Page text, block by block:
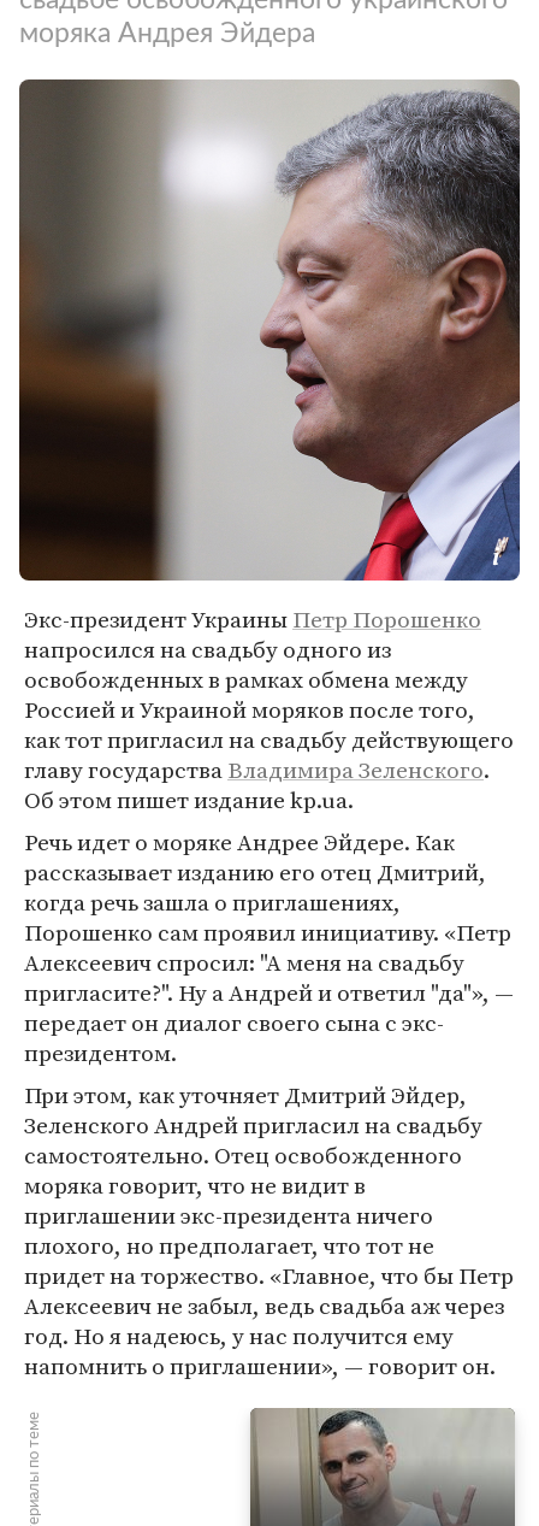
моряка Андрея Эйдера
Экс-президент УкраиныПетр Порошенко
напросился на свадьбу одного из
освобожденных в рамках обмена между
Россией и Украиной моряков после того,
как тот пригласил на свадьбу действующего
главу государстваВладимира Зеленского.
Об этом пишет издание kp.ua.
Речь идет о моряке Андрее Эйдере. Как
рассказывает изданию его отец Дмитрий,
когда речь зашла о приглашениях,
Порошенко сам проявил инициативу. «Петр
Алексеевич спросил: "А меня на свадьбу
пригласите?". Ну а Андрей и ответил "да"», —
передает он диалог своего сына с экс-
президентом.
При этом, как уточняет Дмитрий Эйдер,
Зеленского Андрей пригласил на свадьбу
самостоятельно. Отец освобожденного
моряка говорит, что не видит в
приглашении экс-президента ничего
плохого, но предполагает, что тот не
придет на торжество. «Главное, что бы Петр
Алексеевич не забыл, ведь свадьба аж через
год. Но я надеюсь, у нас получится ему
напомнить о приглашении», — говорит он.
Материалы по теме